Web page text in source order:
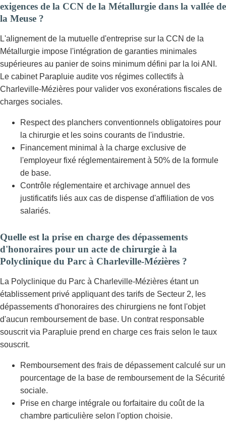
exigences de la CCN de la Métallurgie dans la vallée de
la Meuse ?
L'alignement de la mutuelle d'entreprise sur la CCN de la
Métallurgie impose l'intégration de garanties minimales
supérieures au panier de soins minimum défini par la loi ANI.
Le cabinet Parapluie audite vos régimes collectifs à
Charleville-Mézières pour valider vos exonérations fiscales de
charges sociales.
Respect des planchers conventionnels obligatoires pour
la chirurgie et les soins courants de l'industrie.
Financement minimal à la charge exclusive de
l'employeur fixé réglementairement à 50% de la formule
de base.
Contrôle réglementaire et archivage annuel des
justificatifs liés aux cas de dispense d'affiliation de vos
salariés.
Quelle est la prise en charge des dépassements
d'honoraires pour un acte de chirurgie à la
Polyclinique du Parc à Charleville-Mézières ?
La Polyclinique du Parc à Charleville-Mézières étant un
établissement privé appliquant des tarifs de Secteur 2, les
dépassements d'honoraires des chirurgiens ne font l'objet
d'aucun remboursement de base. Un contrat responsable
souscrit via Parapluie prend en charge ces frais selon le taux
souscrit.
Remboursement des frais de dépassement calculé sur un
pourcentage de la base de remboursement de la Sécurité
sociale.
Prise en charge intégrale ou forfaitaire du coût de la
chambre particulière selon l'option choisie.